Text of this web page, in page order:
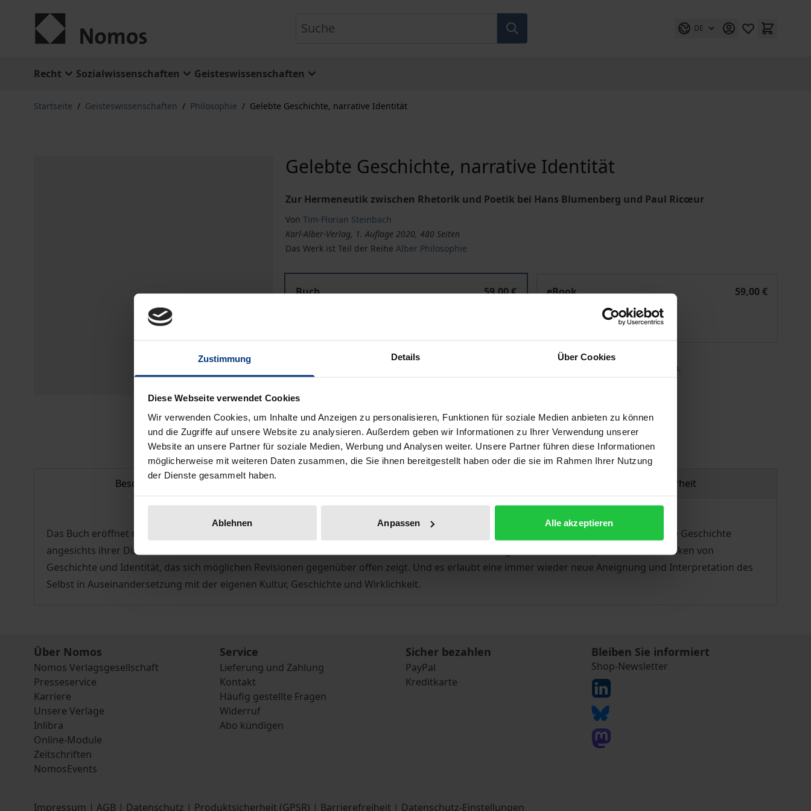
Zustimmung Details Über Cookies
Diese Webseite verwendet Cookies
Wir verwenden Cookies, um Inhalte und Anzeigen zu personalisieren, Funktionen für soziale Medien anbieten zu können
und die Zugriffe auf unsere Website zu analysieren. Außerdem geben wir Informationen zu Ihrer Verwendung unserer
Website an unsere Partner für soziale Medien, Werbung und Analysen weiter. Unsere Partner führen diese Informationen
möglicherweise mit weiteren Daten zusammen, die Sie ihnen bereitgestellt haben oder die sie im Rahmen Ihrer Nutzung
der Dienste gesammelt haben.
Ablehnen Anpassen Alle akzeptieren
DE
Recht Sozialwissenschaften Geisteswissenschaften
Startseite / Geisteswissenschaften / Philosophie / Gelebte Geschichte, narrative Identität
Gelebte Geschichte, narrative Identität
Zur Hermeneutik zwischen Rhetorik und Poetik bei Hans Blumenberg und Paul Ricœur
Von Tim-Florian Steinbach
Karl-Alber-Verlag, 1. Auflage 2020, 480 Seiten
Das Werk ist Teil der ReiheAlber Philosophie
Buch
59,00 €
eBook
59,00 €
ISBN 978-3-495-82376-7
Preisangaben inkl. MwSt. Abhängig von der Lieferadresse kann die MwSt. an der Kasse variieren.
Hinweise zu Versandkosten
Beschreibung Produktsicherheit
Das Buch eröffnet mit Hans Blumenberg und Paul Ricœur einen Problemhorizont hermeneutischen Geschichtsdenkens: Die Frage, wie die Geschichte
angesichts ihrer Diskontinuität in der Moderne noch zu denken sein kann, irritiert immer auch die eigene Identität und provoziert ein Denken von
Geschichte und Identität, das sich möglichen Revisionen gegenüber offen zeigt. Und es erlaubt eine immer wieder neue Aneignung und Interpretation des
Selbst in Auseinandersetzung mit der eigenen Kultur, Geschichte und Wirklichkeit.
Über Nomos
Nomos Verlagsgesellschaft
Presseservice
Karriere
Unsere Verlage
Inlibra
Online-Module
Zeitschriften
NomosEvents
Service
Lieferung und Zahlung
Kontakt
Häufig gestellte Fragen
Widerruf
Abo kündigen
Sicher bezahlen
PayPal
Kreditkarte
Bleiben Sie informiert
Shop-Newsletter
Impressum | AGB | Datenschutz | Produktsicherheit (GPSR) | Barrierefreiheit | Datenschutz-Einstellungen